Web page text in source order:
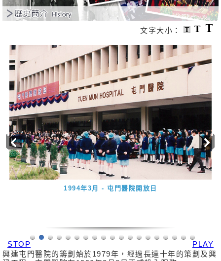
無障礙聲明
文字大小：
1994年3月 - 屯門醫院開放日
STOP
PLAY
興建屯門醫院的籌劃始於1979年，經過長達十年的策劃及興